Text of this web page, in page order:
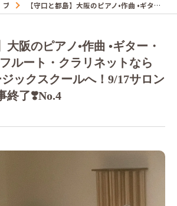
ブログ 【守口と都島】大阪のピアノ•作曲 •ギター・ヴァイオリン•フルート・クラリネットならNAOMIミュージックスクールへ！9/17サロンコンサート無事終了❣️No.4
大阪のピアノ•作曲 •ギター・
ルート・クラリネットなら
ックスクールへ！9/17サロン
終了❣️No.4